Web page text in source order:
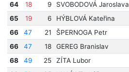
64
18 9 SVOBODOVÁ Jaroslava
65
19 6 HÝBLOVÁ Kateřina
66
47 21 ŠPERNOGA Petr
66
47 18 GEREG Branislav
68
49 25 ZÍTA Lubor